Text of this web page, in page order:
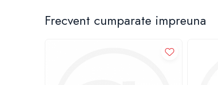
1.8.1. Prize de putereFrecvent cumparate impreuna